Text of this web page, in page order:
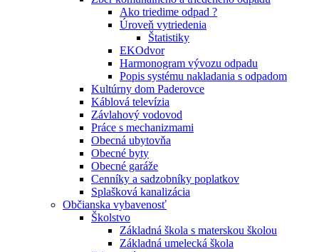
Ako triedime odpad ?
Úroveň vytriedenia
Štatistiky
EKOdvor
Harmonogram vývozu odpadu
Popis systému nakladania s odpadom
Kultúrny dom Paderovce
Káblová televízia
Závlahový vodovod
Práce s mechanizmami
Obecná ubytovňa
Obecné byty
Obecné garáže
Cenníky a sadzobníky poplatkov
Splašková kanalizácia
Občianska vybavenosť
Školstvo
Základná škola s materskou školou
Základná umelecká škola